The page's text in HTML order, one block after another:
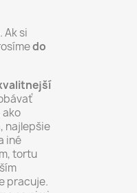
. Ak si
do
ako
najlepšie
iné
tortu
pracuje.